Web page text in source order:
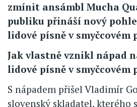
zmínit ansámbl Mucha
publiku přináší nový
lidové písně v smyčcovém
Jak vlastně vznikl nápad
lidové písně v smyčcovém
S nápadem přišel Vladimír
slovenský skladatel, kterého